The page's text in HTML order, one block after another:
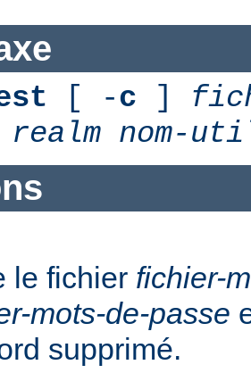
[ -c ]
realm nom-
le fichier fichier-
mots-de-passe
supprimé.